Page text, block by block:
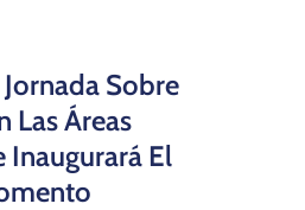
Sobre
Las Áreas
El